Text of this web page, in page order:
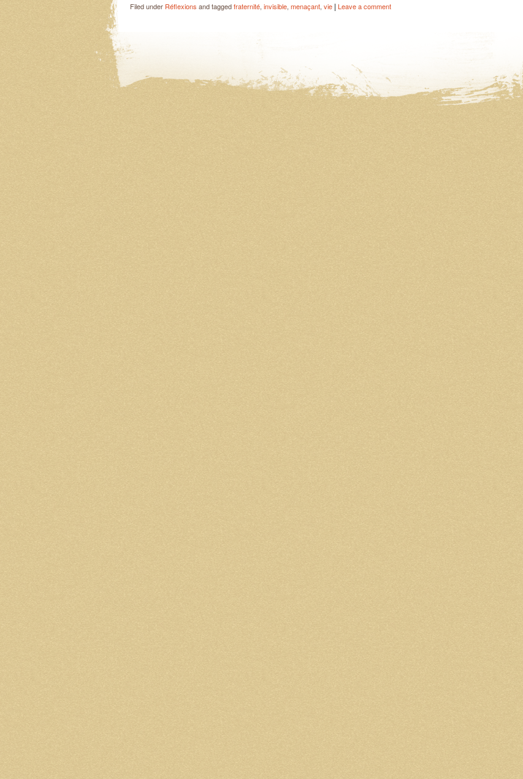
Filed under Réflexions and taggedfraternité, invisible, menaçant, vie | Leave a comment